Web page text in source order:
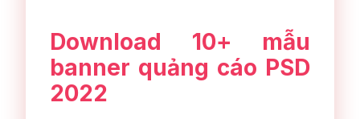
Download 10+ mẫu
banner quảng cáo PSD
2022